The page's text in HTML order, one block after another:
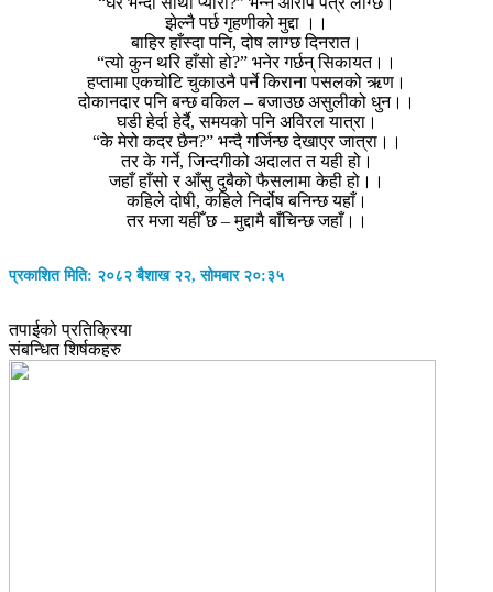
झेल्नै पर्छ गृहणीको मुद्दा ।।
बाहिर हाँस्दा पनि, दोष लाग्छ दिनरात।
“त्यो कुन थरि हाँसो हो?” भनेर गर्छन् सिकायत।।
हप्तामा एकचोटि चुकाउनै पर्ने किराना पसलको ऋण।
दोकानदार पनि बन्छ वकिल – बजाउछ असुलीको धुन।।
घडी हेर्दा हेर्दै, समयको पनि अविरल यात्रा।
“के मेरो कदर छैन?” भन्दै गर्जिन्छ देखाएर जात्रा।।
तर के गर्ने, जिन्दगीको अदालत त यही हो।
जहाँ हाँसो र आँसु दुबैको फैसलामा केही हो।।
कहिले दोषी, कहिले निर्दोष बनिन्छ यहाँ।
तर मजा यहीँ छ – मुद्दामै बाँचिन्छ जहाँ।।
प्रकाशित मिति: २०८२ बैशाख २२, सोमबार २०:३५
तपाईको प्रतिक्रिया
संबन्धित शिर्षकहरु